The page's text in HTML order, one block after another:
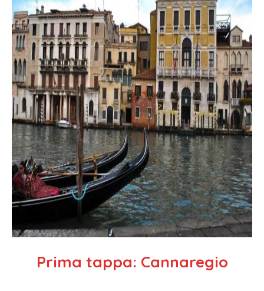
Prima tappa: Cannaregio